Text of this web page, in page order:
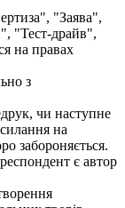
"Заява",
"Тест-драйв",
на правах
з
чи наступне
на
забороняється.
є автор